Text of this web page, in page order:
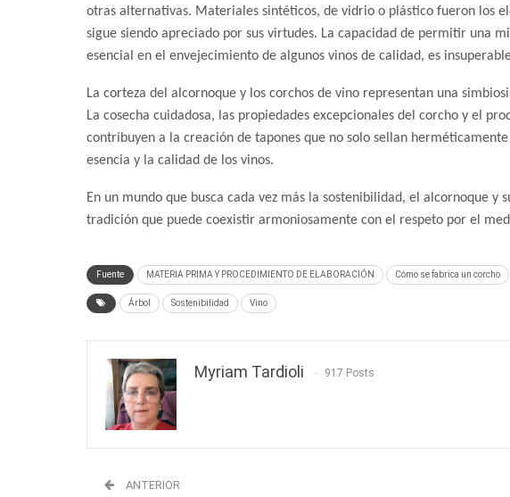
otras alternativas. Materiales sintéticos, de vidrio o plástico fueron los
sigue siendo apreciado por sus virtudes. La capacidad de permitir una
esencial en el envejecimiento de algunos vinos de calidad, es
La corteza del alcornoque y los corchos de vino representan una
La cosecha cuidadosa, las propiedades excepcionales del corcho y el
contribuyen a la creación de tapones que no solo sellan
esencia y la calidad de los vinos.
En un mundo que busca cada vez más la sostenibilidad, el alcornoque y
tradición que puede coexistir armoniosamente con el respeto por el
Fuente MATERIA PRIMA Y PROCEDIMIENTO DE ELABORACIÓN Cómo se fabrica un corcho
Árbol Sostenibilidad Vino
Myriam Tardioli 917 Posts
ANTERIOR